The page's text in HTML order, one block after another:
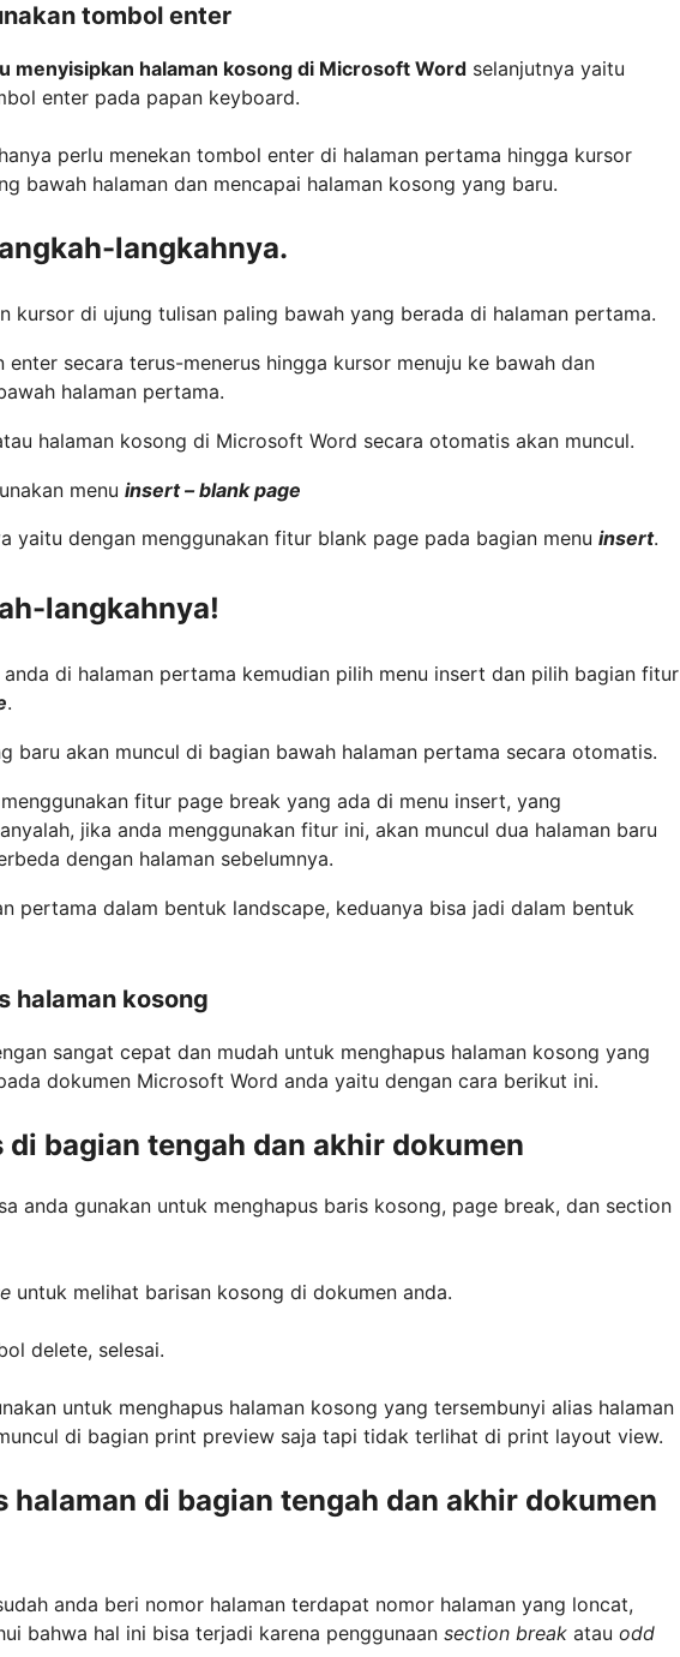
tombol enter
menyisipkan halaman kosong di Microsoft Word selanjutnya yaitu
enter pada papan keyboard.
perlu menekan tombol enter di halaman pertama hingga kursor
bawah halaman dan mencapai halaman kosong yang baru.
langkahnya.
kursor di ujung tulisan paling bawah yang berada di halaman pertama.
enter secara terus-menerus hingga kursor menuju ke bawah dan
halaman pertama.
halaman kosong di Microsoft Word secara otomatis akan muncul.
menu insert – blank page
yaitu dengan menggunakan fitur blank page pada bagian menu insert.
langkahnya!
di halaman pertama kemudian pilih menu insert dan pilih bagian fitur
.
baru akan muncul di bagian bawah halaman pertama secara otomatis.
fitur page break yang ada di menu insert, yang
jika anda menggunakan fitur ini, akan muncul dua halaman baru
dengan halaman sebelumnya.
pertama dalam bentuk landscape, keduanya bisa jadi dalam bentuk
halaman kosong
sangat cepat dan mudah untuk menghapus halaman kosong yang
dokumen Microsoft Word anda yaitu dengan cara berikut ini.
di bagian tengah dan akhir dokumen
anda gunakan untuk menghapus baris kosong, page break, dan section
untuk melihat barisan kosong di dokumen anda.
delete, selesai.
untuk menghapus halaman kosong yang tersembunyi alias halaman
di bagian print preview saja tapi tidak terlihat di print layout view.
halaman di bagian tengah dan akhir dokumen
anda beri nomor halaman terdapat nomor halaman yang loncat,
bahwa hal ini bisa terjadi karena penggunaan section break atau odd